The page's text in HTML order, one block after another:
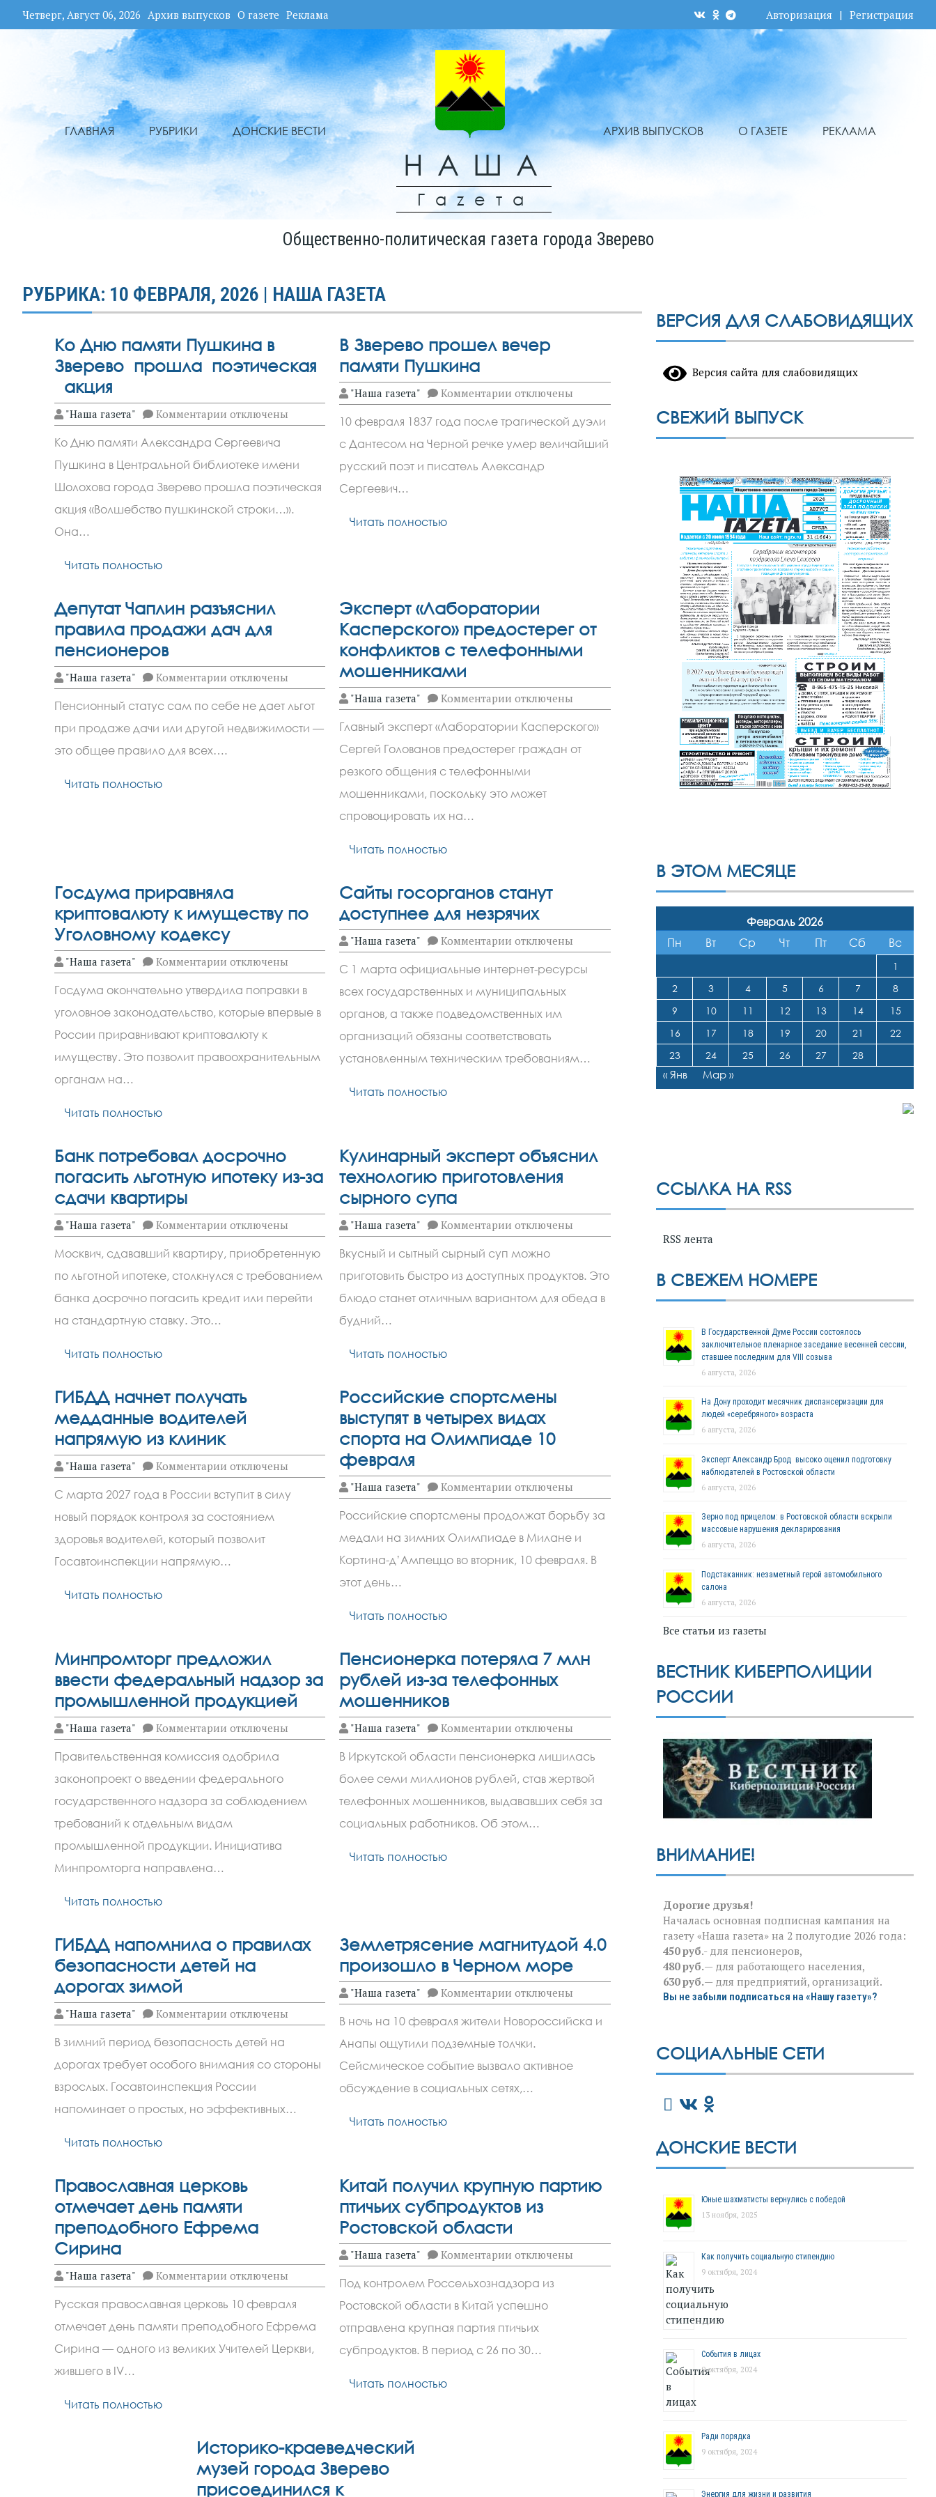
Четверг, Август 06, 2026 Архив выпусков О газете Реклама Авторизация | Регистрация
ГЛАВНАЯ РУБРИКИ ДОНСКИЕ ВЕСТИ
НАША
Гаzета
АРХИВ ВЫПУСКОВ О ГАЗЕТЕ РЕКЛАМА
Общественно-политическая газета города Зверево
РУБРИКА: 10 ФЕВРАЛЯ, 2026 | НАША ГАЗЕТА
Ко Дню памяти Пушкина в
Зверево прошла поэтическая
акция
"Наша газета" Комментариик
записи
Дню памяти
Пушкина в
Зверево
прошла
поэтическая
акция
отключены
Ко Дню памяти Александра Сергеевича
Пушкина в Центральной библиотеке имени
Шолохова города Зверево прошла поэтическая
акция «Волшебство пушкинской строки…».
Она…
Читать полностью
В Зверево прошел вечер
памяти Пушкина
"Наша газета" Комментарии к
записи
Зверево
прошел
вечер
памяти
Пушкина
отключены
10 февраля 1837 года после трагической дуэли
с Дантесом на Черной речке умер величайший
русский поэт и писатель Александр
Сергеевич…
Читать полностью
Депутат Чаплин разъяснил
правила продажи дач для
пенсионеров
"Наша газета" Комментариик
записи
Депутат
Чаплин
разъяснил
правила
дач
отключены
Пенсионный статус сам по себе не дает льгот
при продаже дачи или другой недвижимости —
это общее правило для всех….
Читать полностью
Эксперт «Лаборатории
Касперского» предостерег от
конфликтов с телефонными
мошенниками
"Наша газета" Комментарии к
записи
Эксперт
«Лаборатории
Касперского»
предостерег
от
конфликтов
с
отключены
Главный эксперт «Лаборатории Касперского»
Сергей Голованов предостерег граждан от
резкого общения с телефонными
мошенниками, поскольку это может
спровоцировать их на…
Читать полностью
Госдума приравняла
криптовалюту к имуществу по
Уголовному кодексу
"Наша газета" Комментариик
записи
приравняла
криптовалюту
к
имуществу
по
Уголовному
кодексу
отключены
Госдума окончательно утвердила поправки в
уголовное законодательство, которые впервые в
России приравнивают криптовалюту к
имуществу. Это позволит правоохранительным
органам на…
Читать полностью
Сайты госорганов станут
доступнее для незрячих
"Наша газета" Комментарии к
записи
госорганов
станут
доступнее
для
незрячих
отключены
С 1 марта официальные интернет-ресурсы
всех государственных и муниципальных
органов, а также подведомственных им
организаций обязаны соответствовать
установленным техническим требованиям…
Читать полностью
Банк потребовал досрочно
погасить льготную ипотеку из-за
сдачи квартиры
"Наша газета" Комментариик
записи
потребовал
досрочно
погасить
льготную
ипотеку
отключены
Москвич, сдававший квартиру, приобретенную
по льготной ипотеке, столкнулся с требованием
банка досрочно погасить кредит или перейти
на стандартную ставку. Это…
Читать полностью
Кулинарный эксперт объяснил
технологию приготовления
сырного супа
"Наша газета" Комментарии к
записи
эксперт
объяснил
технологию
приготовления
сырного
отключены
Вкусный и сытный сырный суп можно
приготовить быстро из доступных продуктов. Это
блюдо станет отличным вариантом для обеда в
будний…
Читать полностью
ГИБДД начнет получать
медданные водителей
напрямую из клиник
"Наша газета" Комментариик
записи
начнет
получать
медданные
водителей
напрямую
отключены
С марта 2027 года в России вступит в силу
новый порядок контроля за состоянием
здоровья водителей, который позволит
Госавтоинспекции напрямую…
Читать полностью
Российские спортсмены
выступят в четырех видах
спорта на Олимпиаде 10
февраля
"Наша газета" Комментарии к
записи
Российские
спортсмены
выступят
в
четырех
видах
отключены
Российские спортсмены продолжат борьбу за
медали на зимних Олимпиаде в Милане и
Кортина-д’Ампеццо во вторник, 10 февраля. В
этот день…
Читать полностью
Минпромторг предложил
ввести федеральный надзор за
промышленной продукцией
"Наша газета" Комментариик
записи
Минпромторг
предложил
ввести
федеральный
надзор
за
промышленной
отключены
Правительственная комиссия одобрила
законопроект о введении федерального
государственного надзора за соблюдением
требований к отдельным видам
промышленной продукции. Инициатива
Минпромторга направлена…
Читать полностью
Пенсионерка потеряла 7 млн
рублей из-за телефонных
мошенников
"Наша газета" Комментарии к
записи
потеряла
7
млн
рублей
из-
за
отключены
В Иркутской области пенсионерка лишилась
более семи миллионов рублей, став жертвой
телефонных мошенников, выдававших себя за
социальных работников. Об этом…
Читать полностью
ГИБДД напомнила о правилах
безопасности детей на
дорогах зимой
"Наша газета" Комментариик
записи
напомнила
о
правилах
безопасности
детей
на
дорогах
отключены
В зимний период безопасность детей на
дорогах требует особого внимания со стороны
взрослых. Госавтоинспекция России
напоминает о простых, но эффективных…
Читать полностью
Землетрясение магнитудой 4.0
произошло в Черном море
"Наша газета" Комментарии к
записи
Землетрясение
магнитудой
4.0
произошло
в
Черном
море
отключены
В ночь на 10 февраля жители Новороссийска и
Анапы ощутили подземные толчки.
Сейсмическое событие вызвало активное
обсуждение в социальных сетях,…
Читать полностью
Православная церковь
отмечает день памяти
преподобного Ефрема
Сирина
"Наша газета" Комментариик
записи
Православная
церковь
отмечает
день
памяти
преподобного
отключены
Русская православная церковь 10 февраля
отмечает день памяти преподобного Ефрема
Сирина — одного из великих Учителей Церкви,
жившего в IV…
Читать полностью
Китай получил крупную партию
птичьих субпродуктов из
Ростовской области
"Наша газета" Комментарии к
записи
получил
крупную
партию
птичьих
субпродуктов
из
отключены
Под контролем Россельхознадзора из
Ростовской области в Китай успешно
отправлена крупная партия птичьих
субпродуктов. В период с 26 по 30…
Читать полностью
Историко-краеведческий
музей города Зверево
присоединился к
ВЕРСИЯ ДЛЯ СЛАБОВИДЯЩИХ
Версия сайта для слабовидящих
СВЕЖИЙ ВЫПУСК
В ЭТОМ МЕСЯЦЕ
Февраль 2026
Пн
Вт Ср Чт Пт Сб Вс
1
2
3 4 5 6 7
8
9
10 11 12 13 14
15
16
17 18 19 20 21
22
23
24 25 26 27 28
« Янв Мар »
ССЫЛКА НА RSS
RSS лента
В СВЕЖЕМ НОМЕРЕ
В Государственной Думе России состоялось
заключительное пленарное заседание весенней сессии,
ставшее последним для VIII созыва
6 августа, 2026
На Дону проходит месячник диспансеризации для
людей «серебряного» возраста
6 августа, 2026
Эксперт Александр Брод высоко оценил подготовку
наблюдателей в Ростовской области
6 августа, 2026
Зерно под прицелом: в Ростовской области вскрыли
массовые нарушения декларирования
6 августа, 2026
Подстаканник: незаметный герой автомобильного
салона
6 августа, 2026
Все статьи из газеты
ВЕСТНИК КИБЕРПОЛИЦИИ
РОССИИ
ВНИМАНИЕ!
Дорогие друзья!
Началась основная подписная кампания на
газету «Наша газета» на 2 полугодие 2026 года:
450 руб.- для пенсионеров,
480 руб.— для работающего населения,
630 руб.— для предприятий, организаций.
Вы не забыли подписаться на «Нашу газету»?
СОЦИАЛЬНЫЕ СЕТИ
ДОНСКИЕ ВЕСТИ
Юные шахматисты вернулись с победой
13 ноября, 2025
Как получить социальную стипендию
9 октября, 2024
События в лицах
9 октября, 2024
Ради порядка
9 октября, 2024
Энергия для жизни и развития